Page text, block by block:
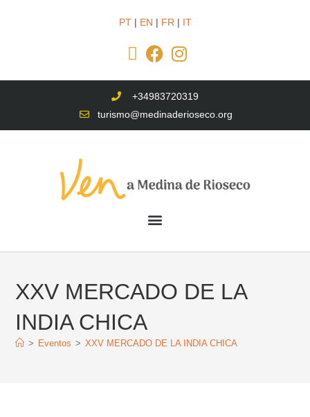
PT| EN | FR | IT
+34983720319
turismo@medinaderioseco.org
XXV MERCADO DE LA
INDIA CHICA
> Eventos > XXV MERCADO DE LA INDIA CHICA